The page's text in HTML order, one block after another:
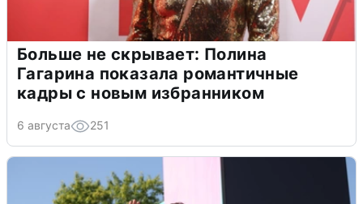
Больше не скрывает: Полина
Гагарина показала романтичные
кадры с новым избранником
6 августа 251